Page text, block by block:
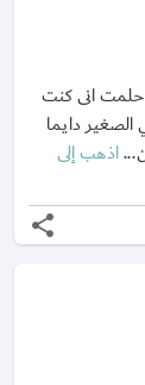
حلمت انى كنت
دايما
اذهب إلى
share